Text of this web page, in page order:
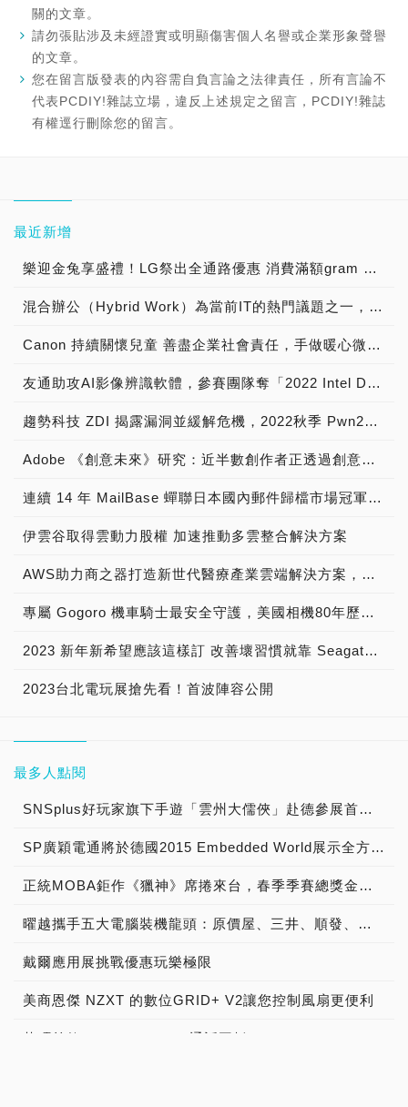
關的文章。
請勿張貼涉及未經證實或明顯傷害個人名譽或企業形象聲譽
的文章。
您在留言版發表的內容需自負言論之法律責任，所有言論不
代表PCDIY!雜誌立場，違反上述規定之留言，PCDIY!雜誌
有權逕行刪除您的留言。
最近新增
樂迎金兔享盛禮！LG祭出全通路優惠 消費滿額gram 筆電帶回家，揪友加入LINE官方帳號購物金直接送 官方線上商城再推獨家優惠 最高享91折
混合辦公（Hybrid Work）為當前IT的熱門議題之一，台灣二版獨家新代理【SupRemo遠端桌面控制軟體】為使用者及企業實現IT支援的數位轉型
Canon 持續關懷兒童 善盡企業社會責任，手做暖心微笑杯子蛋糕 陪伴育幼院童渡過聖誕佳節
友通助攻AI影像辨識軟體，參賽團隊奪「2022 Intel DevCup」季軍
趨勢科技 ZDI 揭露漏洞並緩解危機，2022秋季 Pwn2Own 駭客大賽突顯家用裝置推升企業資安風險的現況
Adobe 《創意未來》研究：近半數創作者正透過創意內容賺取營收
連續 14 年 MailBase 蟬聯日本國內郵件歸檔市場冠軍寶座
伊雲谷取得雲動力股權 加速推動多雲整合解決方案
AWS助力商之器打造新世代醫療產業雲端解決方案，從AI助力打造心電圖AI模型，到Local Zone成就安全合規的醫療用戶體驗
專屬 Gogoro 機車騎士最安全守護，美國相機80年歷史品牌 寶麗萊MS280WG「蜂鷹」雙鏡機車行車記錄器，專為 Gogoro 車系所開發 業界No.1行車畫面清晰又艷麗
2023 新年新希望應該這樣訂 改善壞習慣就靠 Seagate！
2023台北電玩展搶先看！首波陣容公開
最多人點閱
SNSplus好玩家旗下手遊「雲州大儒俠」赴德參展首度亮相
SP廣穎電通將於德國2015 Embedded World展示全方位工控系列產品
正統MOBA鉅作《獵神》席捲來台，春季季賽總獎金冠軍獨拿新台幣1000萬!!!
曜越攜手五大電腦裝機龍頭：原價屋、三井、順發、燦坤及Yahoo! 共同發表『SPM雲端智慧電源管理平台』 曜越最新五款聯名綠能電競機全貌釋出
戴爾應用展挑戰優惠玩樂極限
美商恩傑 NZXT 的數位GRID+ V2讓您控制風扇更便利